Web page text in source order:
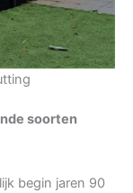
soorten
begin jaren 90